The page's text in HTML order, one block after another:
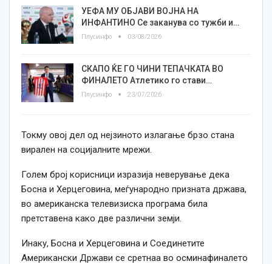
УЕФА МУ ОБЈАВИ ВОЈНА НА
ИНФАНТИНО Се заканува со тужби и…
Плусинфо 03/08/2026
СКАПО ЌЕ ГО ЧИНИ ТЕПАЧКАТА ВО
ФИНАЛЕТО Атлетико го стави…
Плусинфо 23/07/2026
Токму овој дел од нејзиното излагање брзо стана
вирален на социјалните мрежи.
Голем број корисници изразија неверување дека
Босна и Херцеговина, меѓународно призната држава,
во американска телевизиска програма била
претставена како две различни земји.
Инаку, Босна и Херцеговина и Соединетите
Американски Држави се сретнаа во осминафиналето